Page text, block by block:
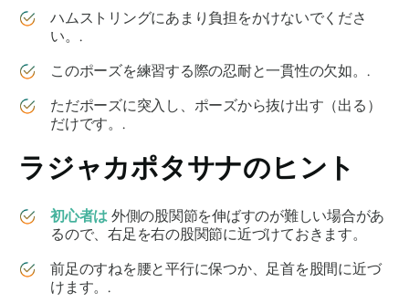
ハムストリングにあまり負担をかけないでくださ
い。.
このポーズを練習する際の忍耐と一貫性の欠如。.
ただポーズに突入し、ポーズから抜け出す（出る）
だけです。.
ラジャカポタサナのヒント
初心者は 外側の股関節を伸ばすのが難しい場合があ
るので、右足を右の股関節に近づけておきます。
前足のすねを腰と平行に保つか、足首を股間に近づ
けます。.